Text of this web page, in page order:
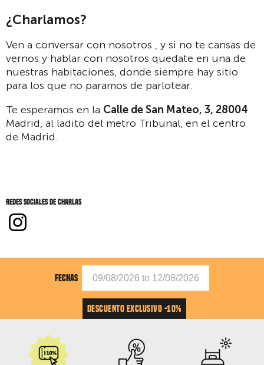
¿Charlamos?
Ven a conversar con nosotros , y si no te cansas de
vernos y hablar con nosotros quedate en una de
nuestras habitaciones, donde siempre hay sitio
para los que no paramos de parlotear.
Te esperamos en la Calle de San Mateo, 3, 28004
Madrid, al ladito del metro Tribunal, en el centro
de Madrid.
Redes sociales de Charlas
FECHAS
DESCUENTO EXCLUSIVO -10%